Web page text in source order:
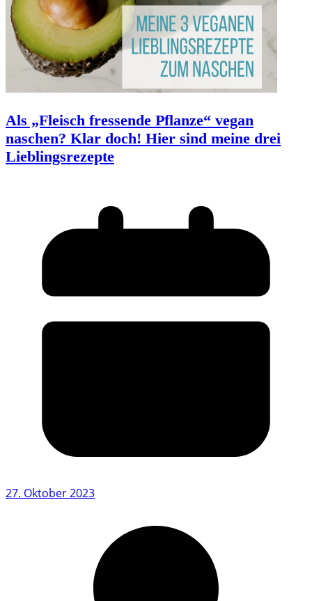
Als „Fleisch fressende Pflanze“ vegan
naschen? Klar doch! Hier sind meine drei
Lieblingsrezepte
27. Oktober 2023